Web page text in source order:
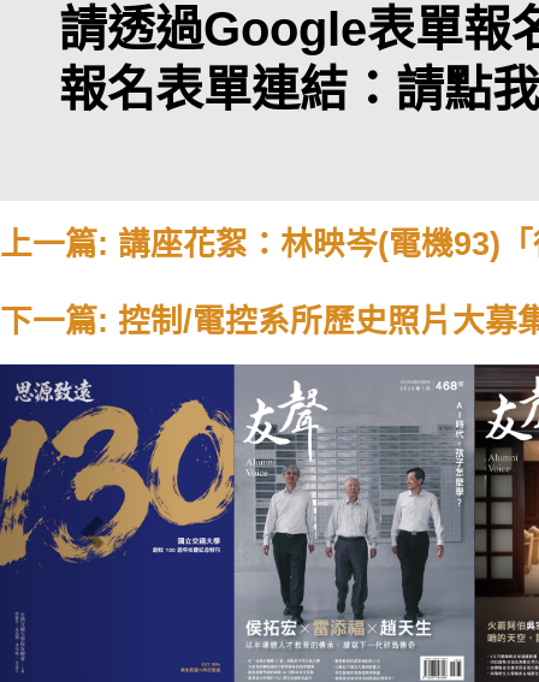
請透過Google表單報
報名表單連結： 請點我
上一篇: 講座花絮：林映岑(電機93)
下一篇: 控制/電控系所歷史照片大募
Previous